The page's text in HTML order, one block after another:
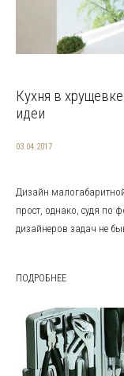
Кухня в
идеи
03.04.2017
Дизайн
прост, однако, судя по
дизайнеров задач не
ПОДРОБНЕЕ